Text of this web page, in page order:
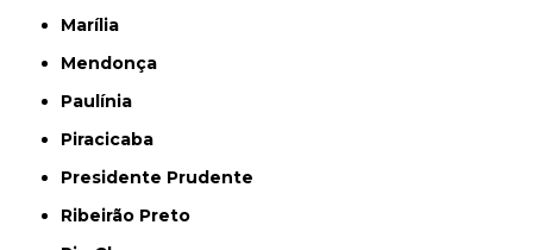
Marília
Mendonça
Paulínia
Piracicaba
Presidente Prudente
Ribeirão Preto